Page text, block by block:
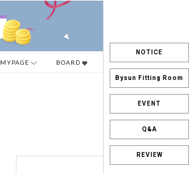
NOTICE
Bysun Fitting Room
EVENT
Q&A
REVIEW
MYPAGE BOARD